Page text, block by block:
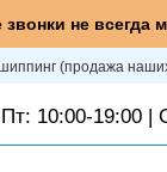
не всегда
(продажа
10:00-19:00 |